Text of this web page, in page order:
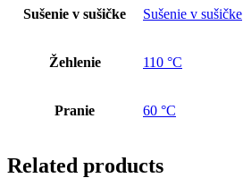
Sušenie v sušičke Sušenie v sušičke
Žehlenie 110 °C
Pranie 60 °C
Related products